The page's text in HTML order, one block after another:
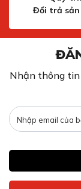
chỉ mang
trở nên đơn
làm cản trở.
Đổi trả sản
Nhận thông